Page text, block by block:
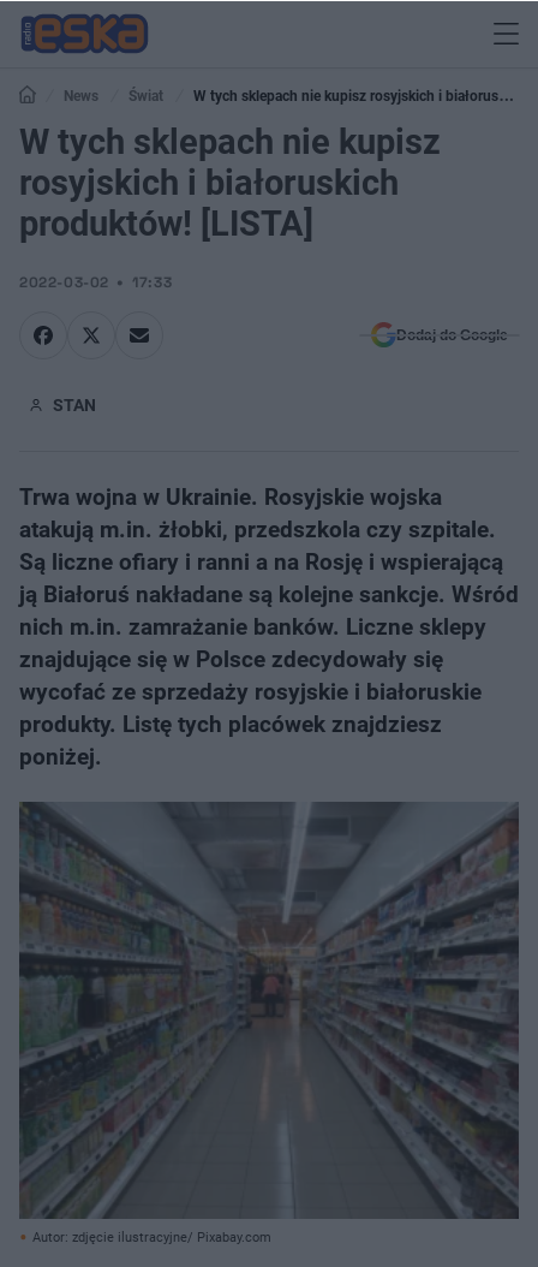
News Świat
W tych sklepach nie kupisz rosyjskich i białoruskich
produktów! [LISTA]
W tych sklepach nie kupisz
rosyjskich i białoruskich
produktów! [LISTA]
2022-03-02 17:33
Dodaj do Google
STAN
Trwa wojna w Ukrainie. Rosyjskie wojska
atakują m.in. żłobki, przedszkola czy szpitale.
Są liczne ofiary i ranni a na Rosję i wspierającą
ją Białoruś nakładane są kolejne sankcje. Wśród
nich m.in. zamrażanie banków. Liczne sklepy
znajdujące się w Polsce zdecydowały się
wycofać ze sprzedaży rosyjskie i białoruskie
produkty. Listę tych placówek znajdziesz
poniżej.
Autor: zdjęcie ilustracyjne/ Pixabay.com